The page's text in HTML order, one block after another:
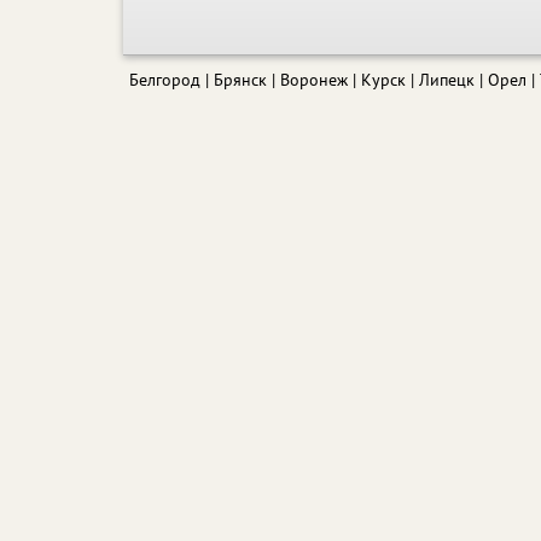
Белгород Брянск Воронеж Курск Липецк Орел